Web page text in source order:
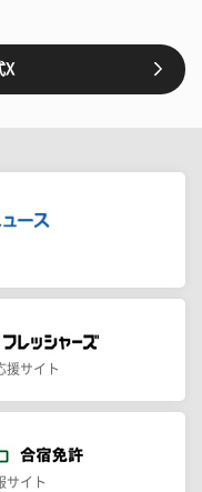
X
援サイト
サイト